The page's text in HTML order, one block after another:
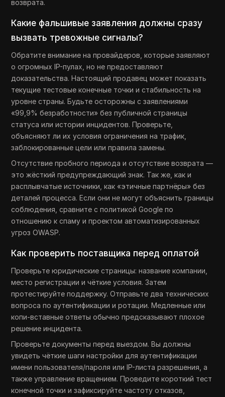
возврата.
Какие фальшивые заявления должны сразу
вызвать тревожные сигналы?
Обратите внимание на провайдеров, которые заявляют
о огромных IP-пулах, но не предоставляют
доказательства. Настоящий продавец может показать
текущие тестовые конечные точки и стабильность на
уровне страны. Будьте осторожны с заявлениями
«99,9% безработности» без публичной страницы
статуса или истории инцидентов. Проверьте,
объясняют ли их условия ограничения на трафик,
заблокированные цели или правила замены.
Отсутствие пробного периода и отсутствие возврата —
это жёсткий предупреждающий знак. Так же, как и
расплывчатые источники, как «этичные партнёры» без
деталей процесса. Если они не могут объяснить границы
соблюдения, сравните с политикой Google по
отношению к спаму и проектом автоматизированных
угроз OWASP.
Как проверить поставщика перед оплатой
Проверьте юридические страницы: название компании,
место регистрации и чёткие условия. Затем
протестируйте поддержку. Отправьте два технических
вопроса по аутентификации и ротации. Медленные или
копи-вставные ответы обычно предсказывают плохое
решение инцидента.
Проверьте документы перед выездом. Вы должны
увидеть чёткие шаги настройки для аутентификации
имени пользователя/пароля или IP-листа разрешения, а
также управление вращением. Проведите короткий тест
конечной точки и зафиксируйте частоту отказов,